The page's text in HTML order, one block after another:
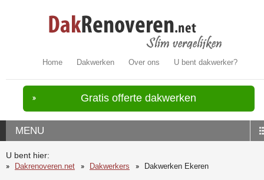
Home Dakwerken Over ons U bent dakwerker?
Gratis offerte dakwerken
MENU
U bent hier:
Dakrenoveren.net
Dakwerkers Dakwerken Ekeren